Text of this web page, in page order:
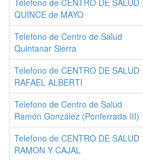
Telefono de CENTRO DE SALUD
QUINCE de MAYO
Telefono de Centro de Salud
Quintanar Sierra
Telefono de CENTRO DE SALUD
RAFAEL ALBERTI
Telefono de Centro de Salud
Ramón González (Ponferrada III)
Telefono de CENTRO DE SALUD
RAMON Y CAJAL